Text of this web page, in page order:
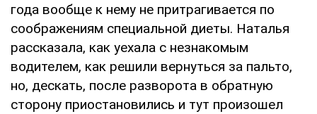
года вообще к нему не притрагивается по
соображениям специальной диеты. Наталья
рассказала, как уехала с незнакомым
водителем, как решили вернуться за пальто,
но, дескать, после разворота в обратную
сторону приостановились и тут произошел